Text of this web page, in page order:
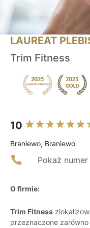
LAUREAT
Trim Fitness
10
Braniewo, Braniewo
Pokaż
O firmie:
Trim Fitness
przeznaczone